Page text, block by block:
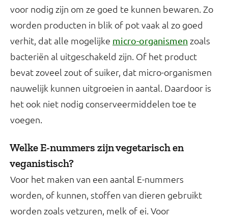
voor nodig zijn om ze goed te kunnen bewaren. Zo
worden producten in blik of pot vaak al zo goed
verhit, dat alle mogelijke micro-organismen zoals
bacteriën al uitgeschakeld zijn. Of het product
bevat zoveel zout of suiker, dat micro-organismen
nauwelijk kunnen uitgroeien in aantal. Daardoor is
het ook niet nodig conserveermiddelen toe te
voegen.
Welke E-nummers zijn vegetarisch en
veganistisch?
Voor het maken van een aantal E-nummers
worden, of kunnen, stoffen van dieren gebruikt
worden zoals vetzuren, melk of ei. Voor